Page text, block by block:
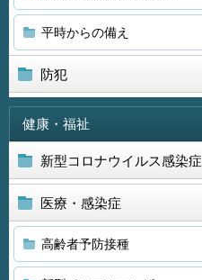
平時からの備え
防犯
健康・福祉
新型コロナウイルス感染症
医療・感染症
高齢者予防接種